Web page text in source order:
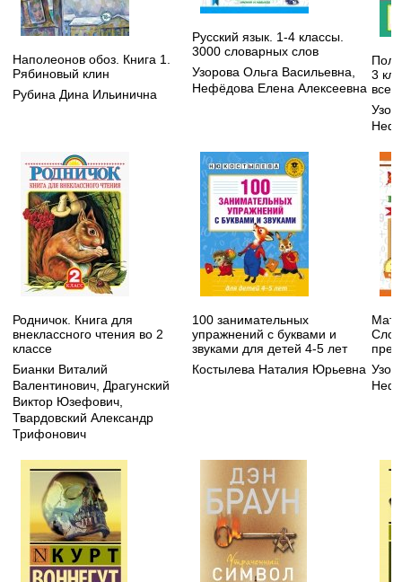
Наполеонов обоз. Книга 1.
Рябиновый клин
Рубина Дина Ильинична
Русский язык. 1-4 классы.
3000 словарных слов
Узорова Ольга Васильевна
Нефёдова Елена Алексеевна
3
все
Родничок. Книга для
внеклассного чтения во 2
классе
Бианки Виталий
Валентинович Драгунский
Виктор Юзефович
Твардовский Александр
Трифонович
100 занимательных
упражнений с буквами и
звуками для детей 4-5 лет
Костылева Наталия Юрьевна